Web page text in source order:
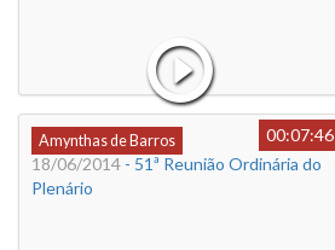
Amynthas de Barros
00:07:46
18/06/2014 - 51ª Reunião Ordinária do
Plenário